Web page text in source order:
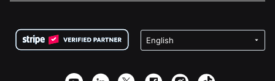
Confidentialité
Partenariat d'affiliation
Collecte de fonds caritative
Plugin de don Wix
Application de don Webflow